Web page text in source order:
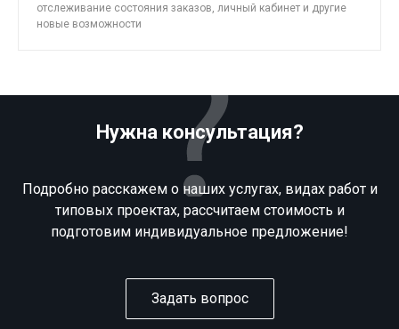
отслеживание состояния заказов, личный кабинет и другие
новые возможности
Нужна консультация?
Подробно расскажем о наших услугах, видах работ и
типовых проектах, рассчитаем стоимость и
подготовим индивидуальное предложение!
Задать вопрос